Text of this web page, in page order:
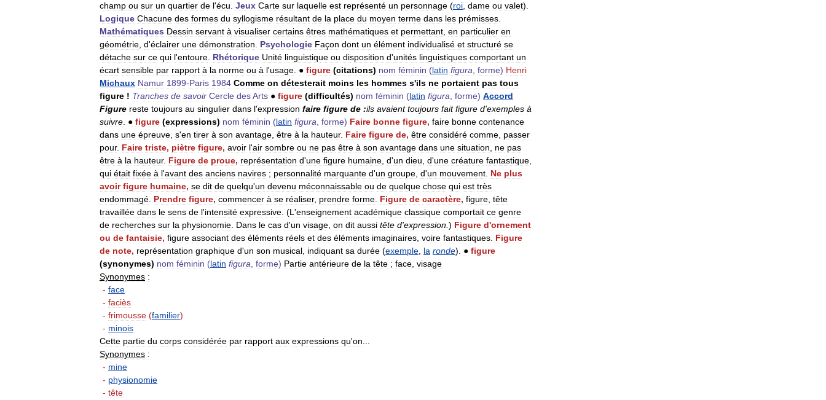
champ ou sur un quartier de l'écu. Jeux Carte sur laquelle est représenté un personnage (roi, dame ou valet).
Logique Chacune des formes du syllogisme résultant de la place du moyen terme dans les prémisses.
Mathématiques Dessin servant à visualiser certains êtres mathématiques et permettant, en particulier en
géométrie, d'éclairer une démonstration. Psychologie Façon dont un élément individualisé et structuré se
détache sur ce qui l'entoure. Rhétorique Unité linguistique ou disposition d'unités linguistiques comportant un
écart sensible par rapport à la norme ou à l'usage. ● figure (citations) nom féminin (latin figura, forme) Henri
Michaux Namur 1899-Paris 1984 Comme on détesterait moins les hommes s'ils ne portaient pas tous
figure ! Tranches de savoir Cercle desArts ● figure (difficultés) nom féminin (latin figura, forme) Accord
Figure reste toujours au singulier dans l'expression faire figure de :ils avaient toujours fait figure d'exemples à
suivre. ● figure (expressions) nom féminin (latin figura, forme) Faire bonne figure, faire bonne contenance
dans une épreuve, s'en tirer à son avantage, être à la hauteur. Faire figure de, être considéré comme, passer
pour. Faire triste, piètre figure, avoir l'air sombre ou ne pas être à son avantage dans une situation, ne pas
être à la hauteur. Figure de proue, représentation d'une figure humaine, d'un dieu, d'une créature fantastique,
qui était fixée à l'avant des anciens navires ; personnalité marquante d'un groupe, d'un mouvement. Ne plus
avoir figure humaine, se dit de quelqu'un devenu méconnaissable ou de quelque chose qui est très
endommagé. Prendre figure, commencer à se réaliser, prendre forme. Figure de caractère, figure, tête
travaillée dans le sens de l'intensité expressive. (L'enseignement académique classique comportait ce genre
de recherches sur la physionomie. Dans le cas d'un visage, on dit aussi tête d'expression.) Figure d'ornement
ou de fantaisie, figure associant des éléments réels et des éléments imaginaires, voire fantastiques. Figure
de note, représentation graphique d'un son musical, indiquant sa durée (exemple, la ronde). ● figure
(synonymes) nom féminin (latin figura, forme) Partie antérieure de la tête ; face, visage
Synonymes :
- face
- faciès
- frimousse (familier)
- minois
Cette partie du corps considérée par rapport aux expressions qu'on...
Synonymes :
- mine
- physionomie
- tête